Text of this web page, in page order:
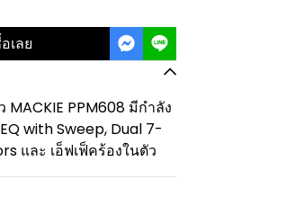
เลย
PPM608 มีกำลัง
with Sweep, Dual 7-
และ เอ็ฟเฟ็คร้องในตัว